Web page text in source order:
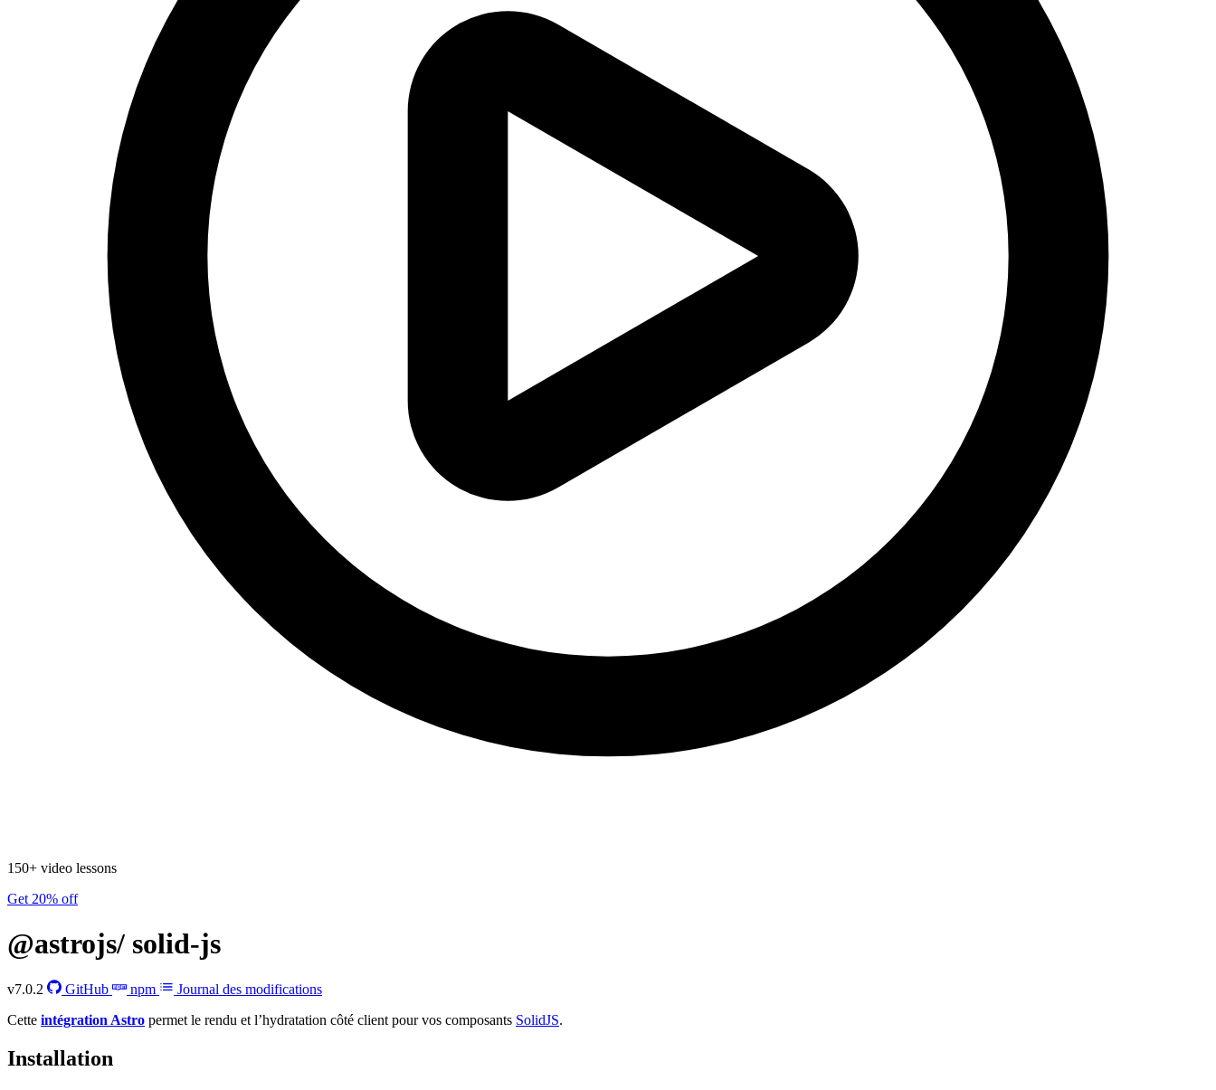
150+ video lessons
Get 20% off
@astrojs/ solid-js
v7.0.2 GitHub npm
Journal des modifications
Cette intégration Astro permet le rendu et l’hydratation côté client pour vos composants SolidJS.
Installation